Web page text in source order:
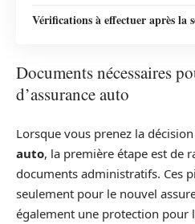
Vérifications à effectuer après la
Documents nécessaires
d’assurance auto
Lorsque vous prenez la
auto, la première étape est de
documents administratifs. Ces
seulement pour le nouvel
également une protection pour